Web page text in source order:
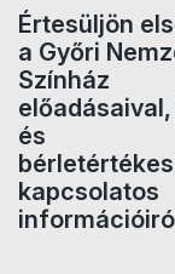
Értesüljön
a Győri
Színház
és
kapcsolatos